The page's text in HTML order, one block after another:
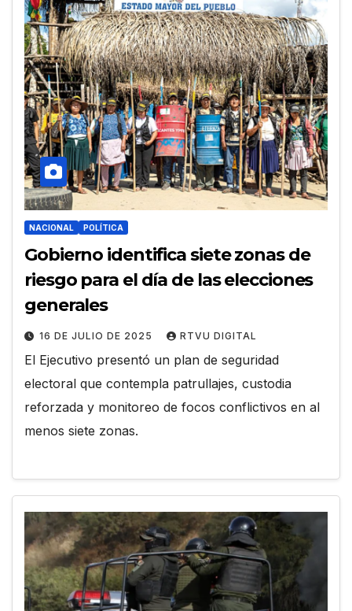
NACIONAL POLÍTICA
Gobierno identifica siete zonas de
riesgo para el día de las elecciones
generales
16 DE JULIO DE 2025 RTVU DIGITAL
El Ejecutivo presentó un plan de seguridad
electoral que contempla patrullajes, custodia
reforzada y monitoreo de focos conflictivos en al
menos siete zonas.